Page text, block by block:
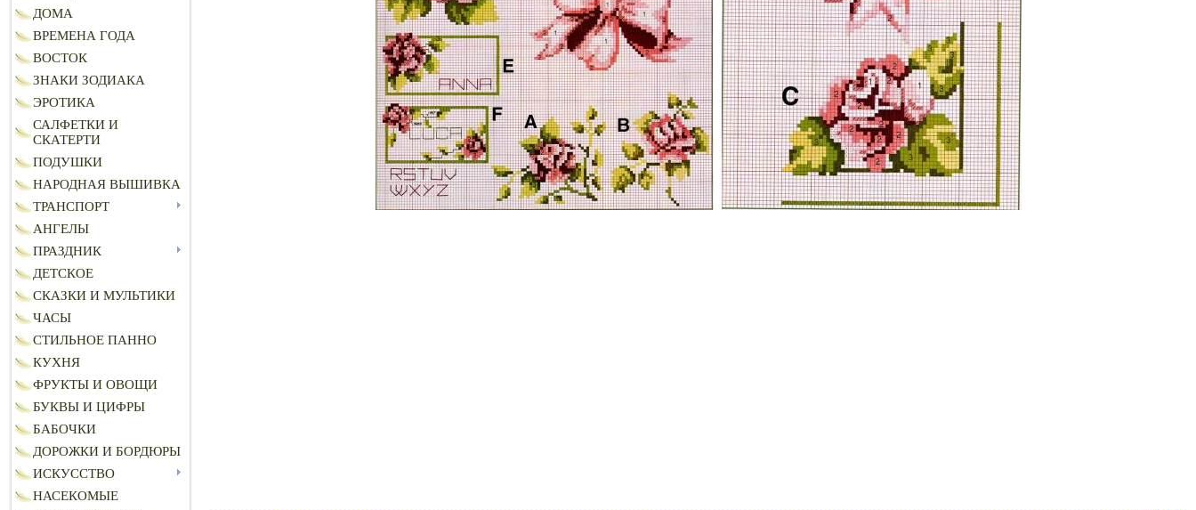
ДОМА
ВРЕМЕНА ГОДА
ВОСТОК
ЗНАКИ ЗОДИАКА
ЭРОТИКА
САЛФЕТКИ И
СКАТЕРТИ
ПОДУШКИ
НАРОДНАЯ ВЫШИВКА
ТРАНСПОРТ
АНГЕЛЫ
ПРАЗДНИК
ДЕТСКОЕ
СКАЗКИ И МУЛЬТИКИ
ЧАСЫ
СТИЛЬНОЕ ПАННО
КУХНЯ
ФРУКТЫ И ОВОЩИ
БУКВЫ И ЦИФРЫ
БАБОЧКИ
ДОРОЖКИ И БОРДЮРЫ
ИСКУССТВО
НАСЕКОМЫЕ